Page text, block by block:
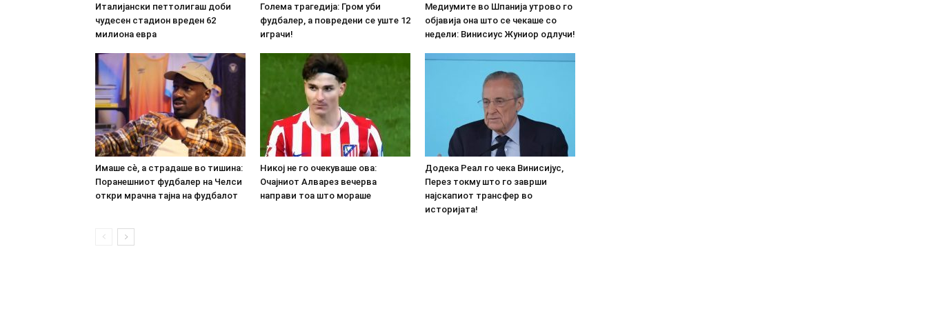
Италијански петтолигаш доби
чудесен стадион вреден 62
милиона евра
Голема трагедија: Гром уби
фудбалер, а повредени се уште 12
играчи!
Медиумите во Шпанија утрово го
објавија она што се чекаше со
недели: Винисиус Жуниор одлучи!
Имаше сè, а страдаше во тишина:
Поранешниот фудбалер на Челси
откри мрачна тајна на фудбалот
Никој не го очекуваше ова:
Очајниот Алварез вечерва
направи тоа што мораше
Додека Реал го чека Винисијус,
Перез токму што го заврши
најскапиот трансфер во
историјата!